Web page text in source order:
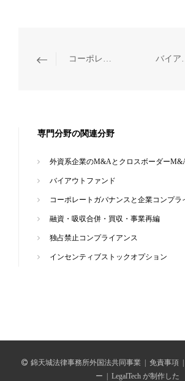
コーポレート・M&A バイ
専門分野の関連分野
外資系企業のM&Aとクロスボーダー
バイアウトファンド
コーポレートガバナンスと企業コンプラ
融資・吸収合併・買収・事業再編
独占禁止コンプライアンス
インセンティブストックオプション
錦天城法律事務所外国法共同事業 | 免責事項 |
ー | LegalTech が制作した